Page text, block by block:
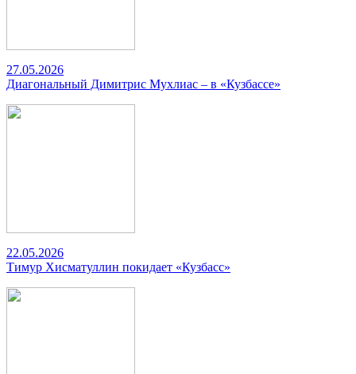
27.05.2026
Диагональный Димитрис Мухлиас – в «Кузбассе»
22.05.2026
Тимур Хисматуллин покидает «Кузбасс»